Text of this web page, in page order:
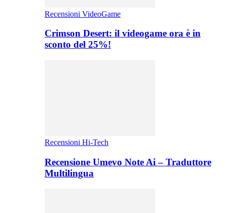
Recensioni VideoGame
Crimson Desert: il videogame ora è in
sconto del 25%!
Recensioni Hi-Tech
Recensione Umevo Note Ai – Traduttore
Multilingua